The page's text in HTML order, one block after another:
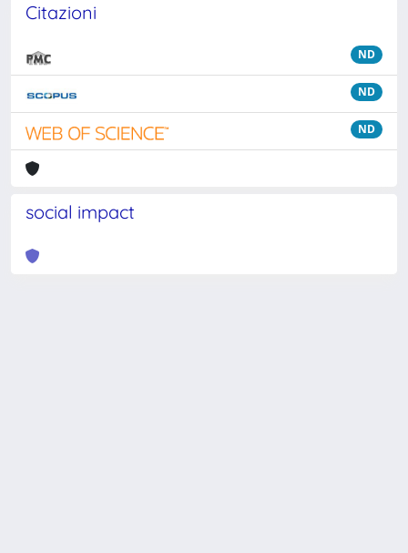
Citazioni
ND
ND
ND
social impact